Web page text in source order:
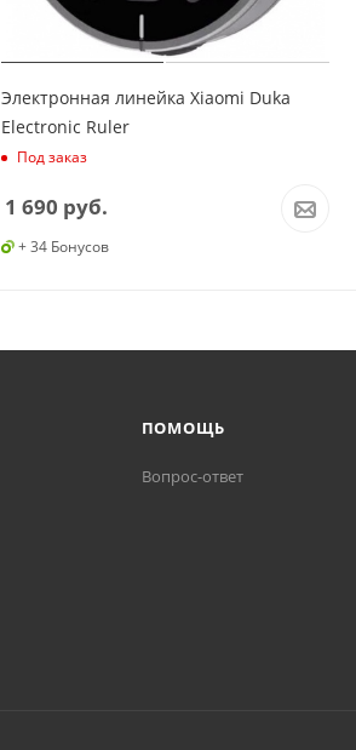
Электронная линейка Xiaomi Duka
Electronic Ruler
Под заказ
1 690 руб.
+ 34 Бонусов
ПОМОЩЬ
Вопрос-ответ